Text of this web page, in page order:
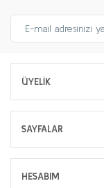
ÜYELİK
SAYFALAR
HESABIM